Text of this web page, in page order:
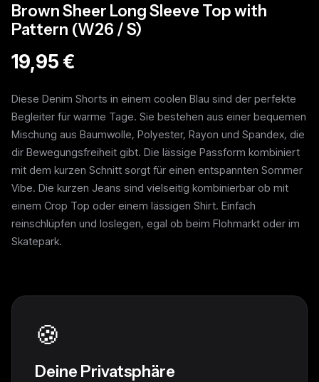
Brown Sheer Long Sleeve Top with
Pattern (W26 / S)
19,95 €
Diese Denim Shorts in einem coolen Blau sind der perfekte
Begleiter für warme Tage. Sie bestehen aus einer bequemen
Mischung aus Baumwolle, Polyester, Rayon und Spandex, die
dir Bewegungsfreiheit gibt. Die lässige Passform kombiniert
mit dem kurzen Schnitt sorgt für einen entspannten Sommer
Vibe. Die kurzen Jeans sind vielseitig kombinierbar ob mit
einem Crop Top oder einem lässigen Shirt. Einfach
reinschlüpfen und loslegen, egal ob beim Flohmarkt oder im
Skatepark.
Weitere Pieces
🍪
Deine Privatsphäre